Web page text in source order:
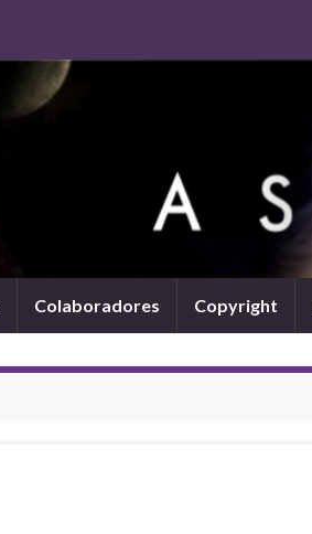
Colaboradores Copyright